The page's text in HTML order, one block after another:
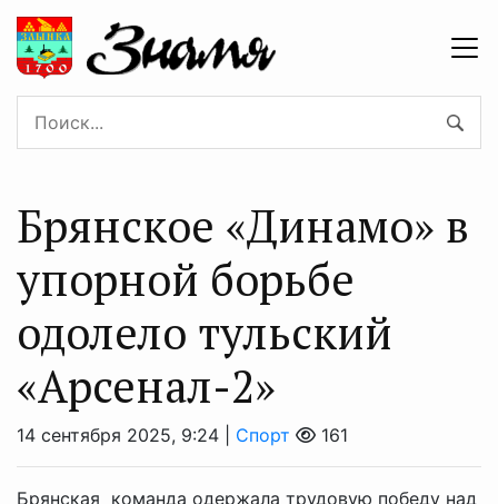
Брянское «Динамо» в
упорной борьбе
одолело тульский
«Арсенал-2»
14 сентября 2025, 9:24 | Спорт 161
Брянская команда одержала трудовую победу над